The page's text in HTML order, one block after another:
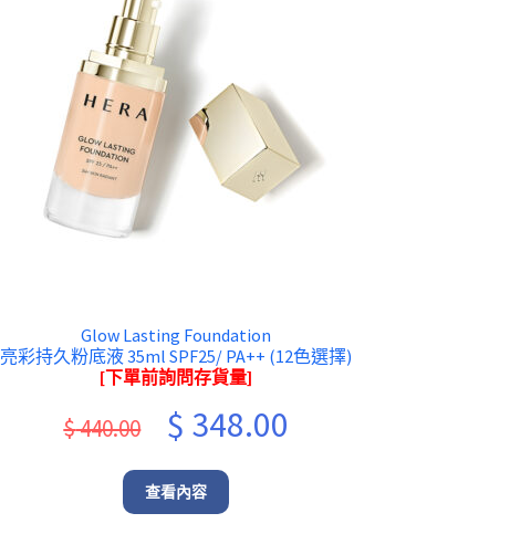
Glow Lasting Foundation
亮彩持久粉底液 35ml SPF25/ PA++ (12色選擇)
[下單前詢問存貨量]
$440.00
Original
price
was:
$ 440.00.
$ 348.00
查看內容